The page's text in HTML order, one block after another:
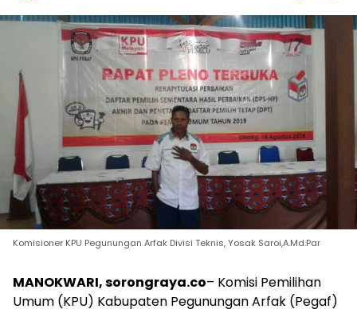
Komisioner KPU Pegunungan Arfak Divisi Teknis, Yosak Saroi,A.Md.Par
MANOKWARI, sorongraya.co– Komisi Pemilihan
Umum (KPU) Kabupaten Pegunungan Arfak (Pegaf)